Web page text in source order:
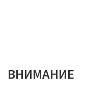
ВНИМАНИЕ